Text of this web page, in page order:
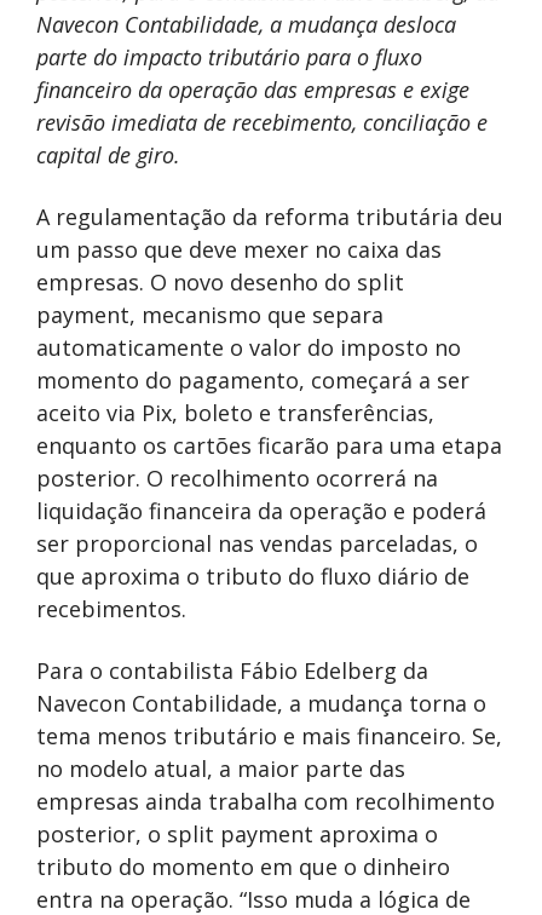
Navecon Contabilidade, a mudança desloca
parte do impacto tributário para o fluxo
financeiro da operação das empresas e exige
revisão imediata de recebimento, conciliação e
capital de giro.
A regulamentação da reforma tributária deu
um passo que deve mexer no caixa das
empresas. O novo desenho do split
payment, mecanismo que separa
automaticamente o valor do imposto no
momento do pagamento, começará a ser
aceito via Pix, boleto e transferências,
enquanto os cartões ficarão para uma etapa
posterior. O recolhimento ocorrerá na
liquidação financeira da operação e poderá
ser proporcional nas vendas parceladas, o
que aproxima o tributo do fluxo diário de
recebimentos.
Para o contabilista Fábio Edelberg da
Navecon Contabilidade, a mudança torna o
tema menos tributário e mais financeiro. Se,
no modelo atual, a maior parte das
empresas ainda trabalha com recolhimento
posterior, o split payment aproxima o
tributo do momento em que o dinheiro
entra na operação. “Isso muda a lógica de